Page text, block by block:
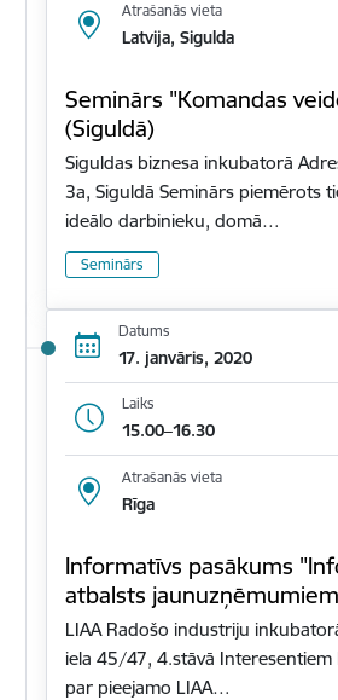
Atrašanās vieta
Latvija, Sigulda
Seminārs "Komandas
(Siguldā)
Siguldas biznesa inkubatorā
3a, Siguldā Seminārs piemērots
ideālo darbinieku, domā…
Seminārs
Datums
17. janvāris, 2020
Laiks
15.00–16.30
Atrašanās vieta
Rīga
Informatīvs pasākums
atbalsts
LIAA Radošo industriju
iela 45/47, 4.stāvā Interesentiem
par pieejamo LIAA…